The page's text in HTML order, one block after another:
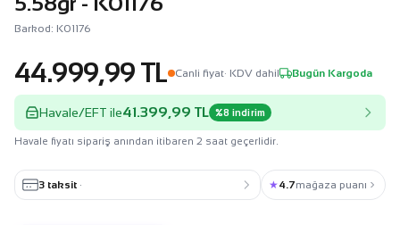
Barkod: K01176
44.999,99 TL Canli fiyat· KDV dahil Bugün Kargoda
Havale/EFT ile41.399,99 TL %8 indirim
Havale fiyatı sipariş anından itibaren 2 saat geçerlidir.
3 taksit · ★4.7mağaza puanı